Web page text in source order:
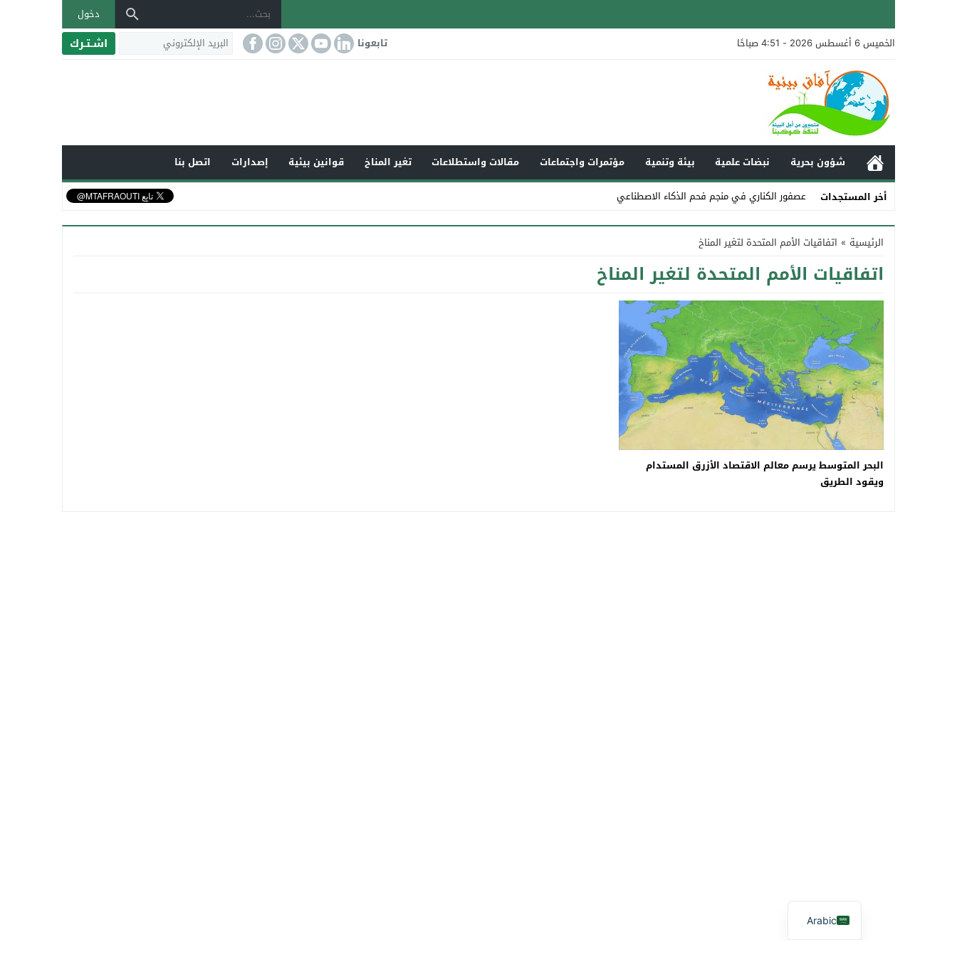
دخول
الخميس 6 أغسطس 2026 - 4:51 صباحًا
تابعونا اشـتـرك
شؤون بحرية نبضات علمية بيئة وتنمية مؤتمرات واجتماعات مقالات واستطلاعات تغير المناخ قوانين بيئية إصدارات
اتصل بنا
أخر المستجدات
عصفور الكناري في منجم فحم الذكاء الاصطناعي
Stop
Previous
Next
الرئيسية » اتفاقيات الأمم المتحدة لتغير المناخ
اتفاقيات الأمم المتحدة لتغير المناخ
البحر المتوسط يرسم معالم الاقتصاد الأزرق المستدام
ويقود الطريق
Arabic